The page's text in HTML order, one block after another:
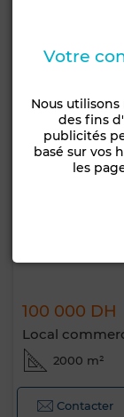
100 000 DH
Local
2000 m²
Contacter
Votre
Nous
des fins
publicités
basé sur vos
les